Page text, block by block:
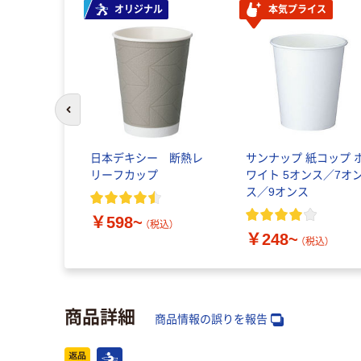
オリジナル
日本デキシー 断熱レ
リーフカップ
￥598~ （税込）
本気プライス
サンナップ 紙コップ
ワイト 5オンス／7オ
ス／9オンス
￥248~ （税込）
前のスライドへ
商品詳細 商品情報の誤りを報告